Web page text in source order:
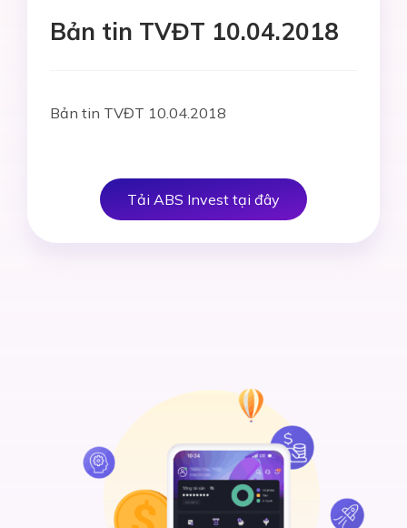
Bản tin TVĐT 10.04.2018
Bản tin TVĐT 10.04.2018
Tải ABS Invest tại đây